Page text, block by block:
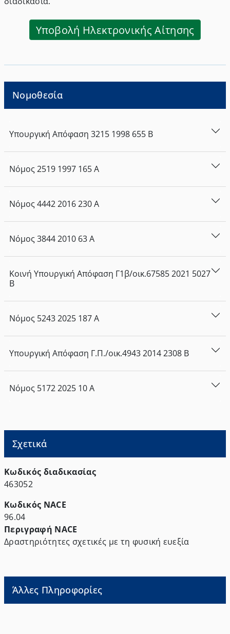
Υποβολή Ηλεκτρονικής Αίτησης
Νομοθεσία
Υπουργική Απόφαση 3215 1998 655 Β
Νόμος2519 1997 165Α
Νόμος44422016230Α
Νόμος38442010 63Α
Κοινή Υπουργική Απόφαση Γ1β/οικ.675852021 5027
Β
Νόμος 52432025 187Α
Υπουργική Απόφαση Γ.Π./οικ.494320142308 Β
Νόμος 51722025 10Α
Σχετικά
Κωδικός διαδικασίας
463052
Κωδικός NACE
96.04
Περιγραφή NACE
Δραστηριότητες σχετικές με τη φυσική ευεξία
Άλλες Πληροφορίες